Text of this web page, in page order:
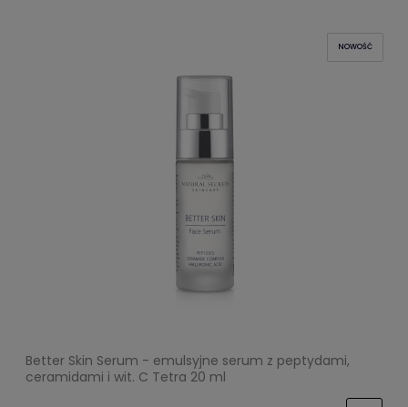
Better Skin Serum - emulsyjne serum z peptydami,
ceramidami i wit. C Tetra 20 ml
NOWOŚĆ